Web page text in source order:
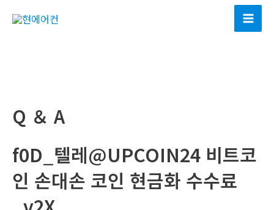
Main
Q ＆ A
f0D_텔레@UPCOIN24 비트코
인 손대손 코인 현금화 수수료